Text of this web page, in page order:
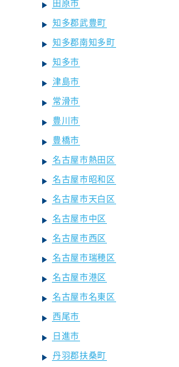
知多郡武豊町
知多郡南知多町
知多市
津島市
常滑市
豊川市
豊橋市
名古屋市熱田区
名古屋市昭和区
名古屋市天白区
名古屋市中区
名古屋市西区
名古屋市瑞穂区
名古屋市港区
名古屋市名東区
西尾市
日進市
丹羽郡扶桑町